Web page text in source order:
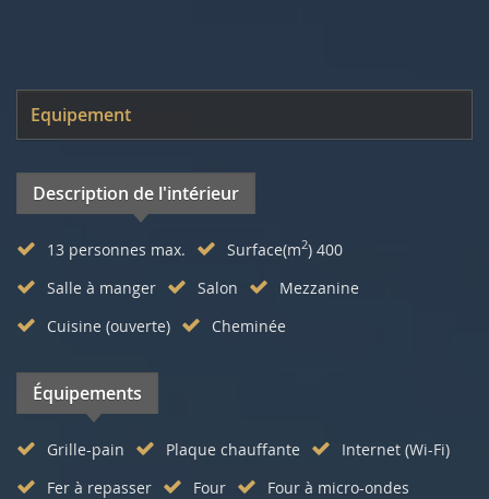
Equipement
Description de l'intérieur
13 personnes max. Surface(m2) 400
Salle à manger
Salon
Mezzanine
Cuisine (ouverte)
Cheminée
Équipements
Grille-pain Plaque chauffante
Internet (Wi-Fi)
Fer à repasser
Four
Four à micro-ondes